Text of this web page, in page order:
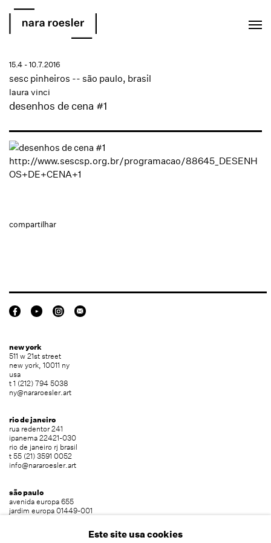
desenhos de cena #1
laura vinci
sesc pinheiros -- são paulo, brasil
15.4 - 10.7.2016
http://www.sescsp.org.br/programacao/88645_DESENH
OS+DE+CENA+1
compartilhar
new york
511 w 21st street
new york, 10011 ny
usa
t 1 (212) 794 5038
ny@nararoesler.art
rio de janeiro
rua redentor 241
ipanema 22421-030
rio de janeiro rj brasil
t 55 (21) 3591 0052
info@nararoesler.art
são paulo
avenida europa 655
jardim europa 01449-001
Este site usa cookies